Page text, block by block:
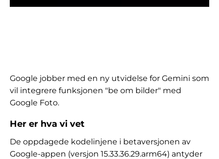
Google jobber med en ny utvidelse for Gemini som
vil integrere funksjonen "be om bilder" med
Google Foto.
Her er hva vi vet
De oppdagede kodelinjene i betaversjonen av
Google-appen (versjon 15.33.36.29.arm64) antyder